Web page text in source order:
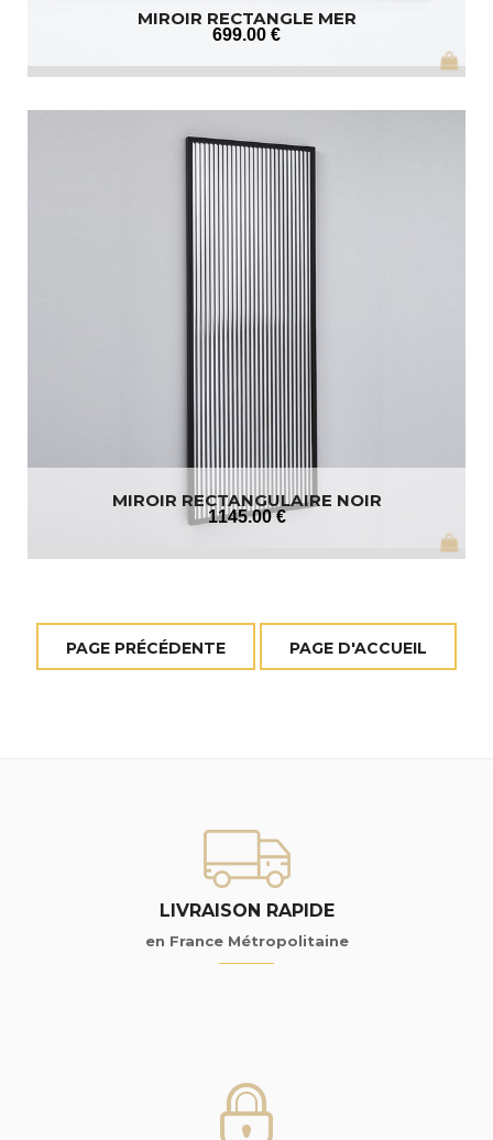
MIROIR RECTANGLE MER
699.00 €
MIROIR RECTANGULAIRE NOIR
1145.00 €
LIVRAISON RAPIDE
en France Métropolitaine